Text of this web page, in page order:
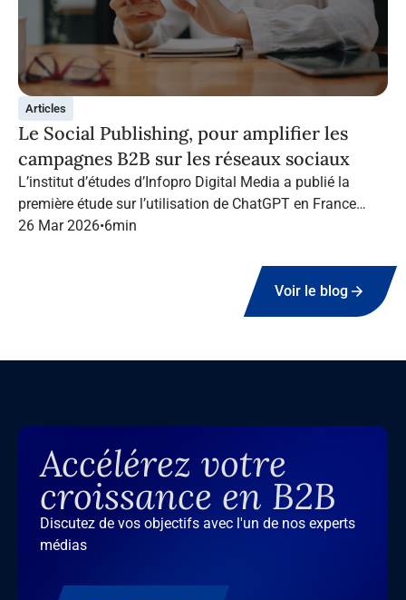
Articles
Le Social Publishing, pour amplifier les
campagnes B2B sur les réseaux sociaux
L’institut d’études d’Infopro Digital Media a publié la
première étude sur l’utilisation de ChatGPT en France
dans le marketing B2B.
26 Mar 2026•6min
Voir le blog
Accélérez votre
croissance en B2B
Discutez de vos objectifs avec l'un de nos experts
médias